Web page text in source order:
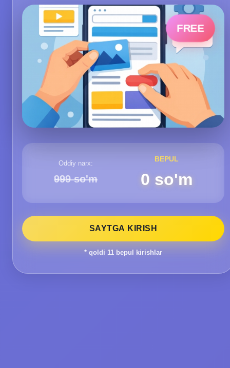
FREE
Oddiy narx:
999 so'm
BEPUL
0 so'm
SAYTGA KIRISH
* qoldi 11 bepul kirishlar